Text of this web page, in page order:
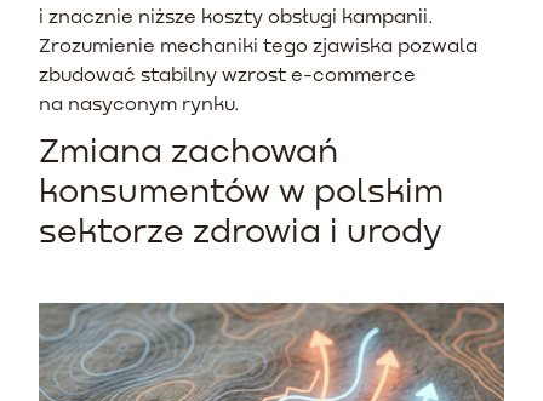
i znacznie niższe koszty obsługi kampanii.
Zrozumienie mechaniki tego zjawiska pozwala
zbudować stabilny wzrost e-commerce
na nasyconym rynku.
Zmiana zachowań
konsumentów w polskim
sektorze zdrowia i urody